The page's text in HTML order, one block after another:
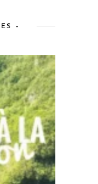
–